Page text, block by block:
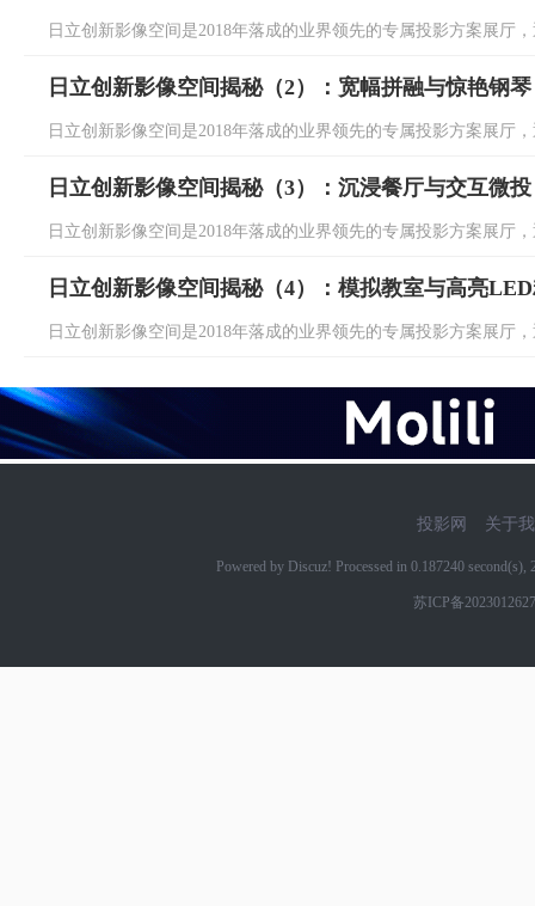
日立创新影像空间是2018年落成的业界领先的专属投影方案展厅
日立创新影像空间揭秘（2）：宽幅拼融与惊艳钢琴
日立创新影像空间是2018年落成的业界领先的专属投影方案展厅
日立创新影像空间揭秘（3）：沉浸餐厅与交互微投
日立创新影像空间是2018年落成的业界领先的专属投影方案展厅
日立创新影像空间揭秘（4）：模拟教室与高亮
日立创新影像空间是2018年落成的业界领先的专属投影方案展厅
投影网 关于
Powered by Discuz! Processed in 0.187240
苏ICP备